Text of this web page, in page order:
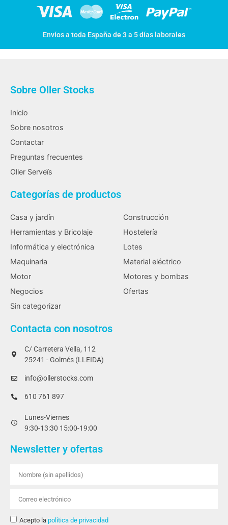
Envíos a toda España de 3 a 5 días laborales
Sobre Oller Stocks
Inicio
Sobre nosotros
Contactar
Preguntas frecuentes
Oller Serveïs
Categorías de productos
Casa y jardín
Construcción
Herramientas y Bricolaje
Hostelería
Informática y electrónica
Lotes
Maquinaria
Material eléctrico
Motor
Motores y bombas
Negocios
Ofertas
Sin categorizar
Contacta con nosotros
C/ Carretera Vella, 112
25241 - Golmés (LLEIDA)
info@ollerstocks.com
610 761 897
Lunes-Viernes
9:30-13:30 15:00-19:00
Newsletter y ofertas
Acepto la política de privacidad